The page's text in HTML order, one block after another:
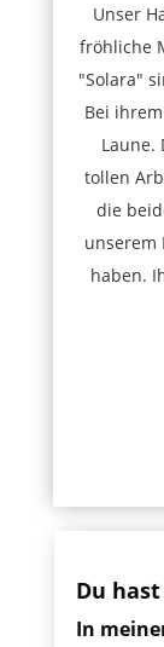
Unser
fröhliche
"Solara"
Bei
Laune.
tollen
die
unserem
haben.
Du
In